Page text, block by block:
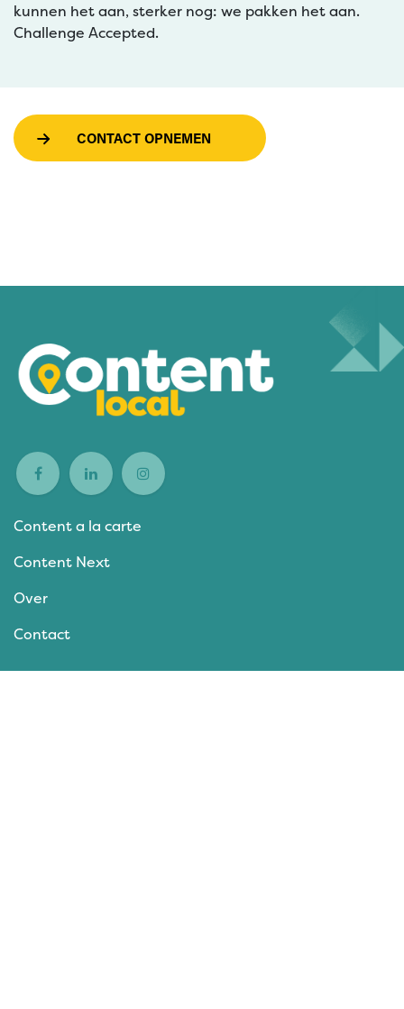
kunnen het aan, sterker nog: we pakken het aan.
Challenge Accepted.
CONTACT OPNEMEN
Content a la carte
Content Next
Over
Contact